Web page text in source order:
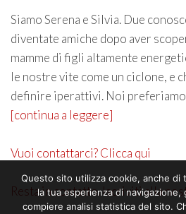
Siamo Serena e Silvia. Due
diventate amiche dopo aver
mamme di figli altamente
le nostre vite come un ciclone, e
definire iperattivi. Noi
[continua a leggere]
Vuoi contattarci? Clicca qui
Resta in contatto. Iscriviti alla
Questo sito utilizza cookie, anche di
la tua esperienza di navigazione,
compiere analisi statistica del sito.